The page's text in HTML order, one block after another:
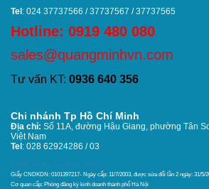
Tel : 024 37737566 / 37737567 / 37737565
Hotline: 0919 480 080
sales@quangminhvn.com
Tư vấn KT: 0936 640 356
Chi nhánh Tp Hồ Chí Minh
Địa chỉ: Số 11A, đường Hậu Giang, phường Tân
Việt Nam
Tel : 028 62924286 / 03
CHÍNH SÁCH & QUY ĐỊNH CHUNG
Giấy CNDKDN: 0101397217- Ngày cấp: 11/7/2003, được sửa đổi lần 2 ngày: 31/5/
Cơ quan cấp: Phòng đăng ký kinh doanh thánh phố Hà Nội